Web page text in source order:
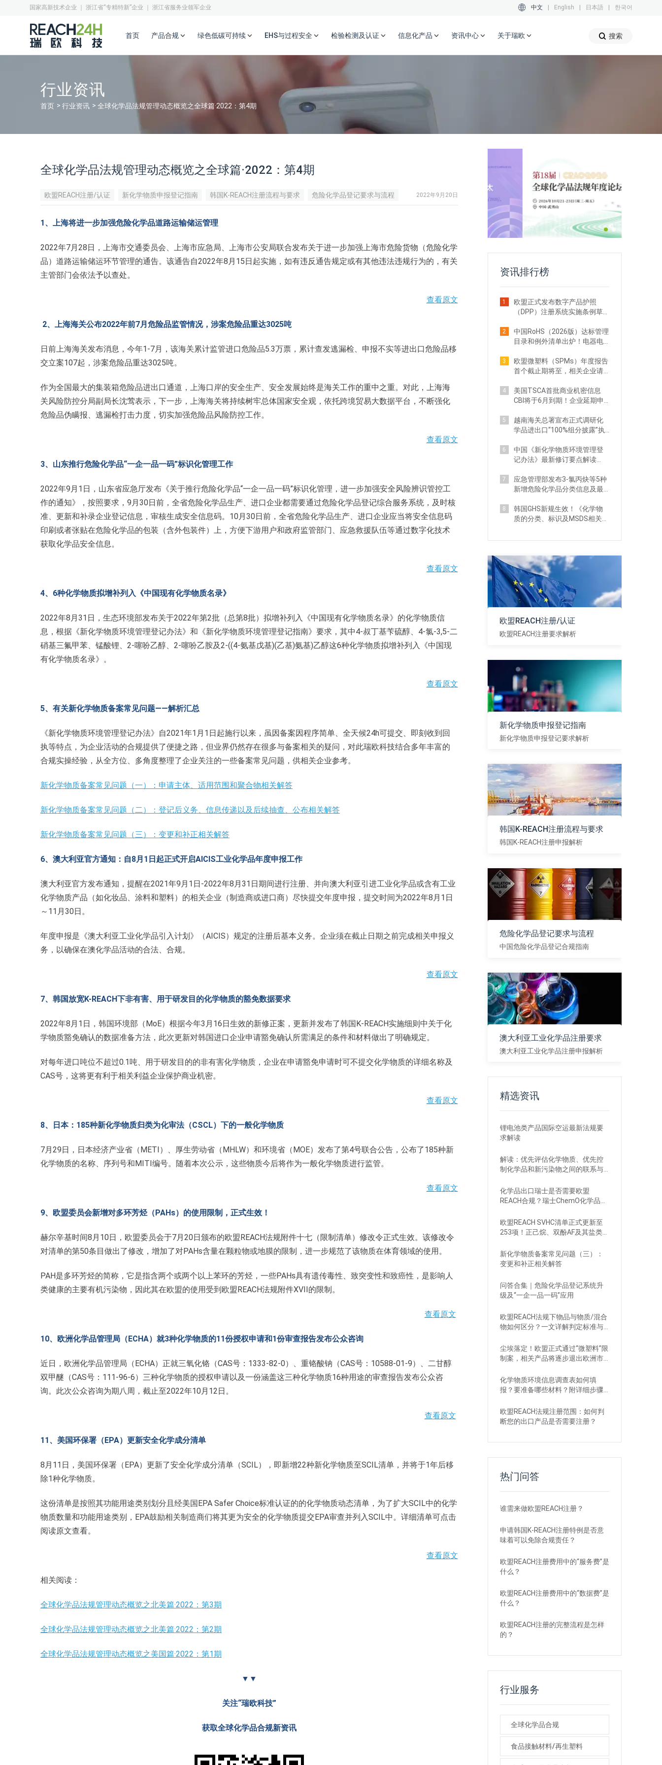
国家高新技术企业 ｜ 浙江省“专精特新”企业 ｜ 浙江省服务业领军企业 中文 English 日本語 한국어
首页 产品合规 绿色低碳可持续 EHS与过程安全 检验检测及认证 信息化产品 资讯中心 关于瑞欧 搜索
行业资讯
首页 行业资讯 全球化学品法规管理动态概览之全球篇·2022：第4期
全球化学品法规管理动态概览之全球篇·2022：第4期
欧盟REACH注册/认证 新化学物质申报登记指南 韩国K-REACH注册流程与要求
危险化学品登记要求与流程
澳大利亚工业化学品注册要求
2022年9月20日
1、上海将进一步加强危险化学品道路运输储运管理
2022年7月28日，上海市交通委员会、上海市应急局、上海市公安局联合发布关于进一步加强上海市危险货物（危险化学
品）道路运输储运环节管理的通告。该通告自2022年8月15日起实施，如有违反通告规定或有其他违法违规行为的，有关
主管部门会依法予以查处。
查看原文
2、上海海关公布2022年前7月危险品监管情况，涉案危险品重达3025吨
日前上海海关发布消息，今年1-7月，该海关累计监管进口危险品5.3万票，累计查发逃漏检、申报不实等进出口危险品移
交立案107起，涉案危险品重达3025吨。
作为全国最大的集装箱危险品进出口通道，上海口岸的安全生产、安全发展始终是海关工作的重中之重。对此，上海海
关风险防控分局副局长沈莺表示，下一步，上海海关将持续树牢总体国家安全观，依托跨境贸易大数据平台，不断强化
危险品伪瞒报、逃漏检打击力度，切实加强危险品风险防控工作。
查看原文
3、山东推行危险化学品“一企一品一码”标识化管理工作
2022年9月1日，山东省应急厅发布《关于推行危险化学品“一企一品一码”标识化管理，进一步加强安全风险辨识管控工
作的通知》，按照要求，9月30日前，全省危险化学品生产、进口企业都需要通过危险化学品登记综合服务系统，及时核
准、更新和补录企业登记信息，审核生成安全信息码。10月30日前，全省危险化学品生产、进口企业应当将安全信息码
印刷或者张贴在危险化学品的包装（含外包装件）上，方便下游用户和政府监管部门、应急救援队伍等通过数字化技术
获取化学品安全信息。
查看原文
4、6种化学物质拟增补列入《中国现有化学物质名录》
2022年8月31日，生态环境部发布关于2022年第2批（总第8批）拟增补列入《中国现有化学物质名录》的化学物质信
息，根据《新化学物质环境管理登记办法》和《新化学物质环境管理登记指南》要求，其中4-叔丁基苄硫醇、4-氯-3,5-二
硝基三氟甲苯、锰酸锂、2-噻吩乙醇、2-噻吩乙胺及2-((4-氨基戊基)(乙基)氨基)乙醇这6种化学物质拟增补列入《中国现
有化学物质名录》。
查看原文
5、有关新化学物质备案常见问题——解析汇总
《新化学物质环境管理登记办法》自2021年1月1日起施行以来，虽因备案因程序简单、全天候24h可提交、即刻收到回
执等特点，为企业活动的合规提供了便捷之路，但业界仍然存在很多与备案相关的疑问，对此瑞欧科技结合多年丰富的
合规实操经验，从全方位、多角度整理了企业关注的一些备案常见问题，供相关企业参考。
新化学物质备案常见问题（一）：申请主体、适用范围和聚合物相关解答
新化学物质备案常见问题（二）：登记后义务、信息传递以及后续抽查、公布相关解答
新化学物质备案常见问题（三）：变更和补正相关解答
6、澳大利亚官方通知：自8月1日起正式开启AICIS工业化学品年度申报工作
澳大利亚官方发布通知，提醒在2021年9月1日-2022年8月31日期间进行注册、并向澳大利亚引进工业化学品或含有工业
化学物质产品（如化妆品、涂料和塑料）的相关企业（制造商或进口商）尽快提交年度申报，提交时间为2022年8月1日
～11月30日。
年度申报是《澳大利亚工业化学品引入计划》（AICIS）规定的注册后基本义务。企业须在截止日期之前完成相关申报义
务，以确保在澳化学品活动的合法、合规。
查看原文
7、韩国放宽K-REACH下非有害、用于研发目的化学物质的豁免数据要求
2022年8月1日，韩国环境部（MoE）根据今年3月16日生效的新修正案，更新并发布了韩国K-REACH实施细则中关于化
学物质豁免确认的数据准备方法，此次更新对韩国进口企业申请豁免确认所需满足的条件和材料做出了明确规定。
对每年进口吨位不超过0.1吨、用于研发目的的非有害化学物质，企业在申请豁免申请时可不提交化学物质的详细名称及
CAS号，这将更有利于相关利益企业保护商业机密。
查看原文
8、日本：185种新化学物质归类为化审法（CSCL）下的一般化学物质
7月29日，日本经济产业省（METI）、厚生劳动省（MHLW）和环境省（MOE）发布了第4号联合公告，公布了185种新
化学物质的名称、序列号和MITI编号。随着本次公示，这些物质今后将作为一般化学物质进行监管。
查看原文
9、欧盟委员会新增对多环芳烃（PAHs）的使用限制，正式生效！
赫尔辛基时间8月10日，欧盟委员会于7月20日颁布的欧盟REACH法规附件十七（限制清单）修改令正式生效。该修改令
对清单的第50条目做出了修改，增加了对PAHs含量在颗粒物或地膜的限制，进一步规范了该物质在体育领域的使用。
PAH是多环芳烃的简称，它是指含两个或两个以上苯环的芳烃，一些PAHs具有遗传毒性、致突变性和致癌性，是影响人
类健康的主要有机污染物，因此其在欧盟的使用受到欧盟REACH法规附件XVII的限制。
查看原文
10、欧洲化学品管理局（ECHA）就3种化学物质的11份授权申请和1份审查报告发布公众咨询
近日，欧洲化学品管理局（ECHA）正就三氧化铬（CAS号：1333-82-0）、重铬酸钠（CAS号：10588-01-9）、二甘醇
双甲醚（CAS号：111-96-6）三种化学物质的授权申请以及一份涵盖这三种化学物质16种用途的审查报告发布公众咨
询。此次公众咨询为期八周，截止至2022年10月12日。
查看原文
11、美国环保署（EPA）更新安全化学成分清单
8月11日，美国环保署（EPA）更新了安全化学成分清单（SCIL），即新增22种新化学物质至SCIL清单，并将于1年后移
除1种化学物质。
这份清单是按照其功能用途类别划分且经美国EPA Safer Choice标准认证的的化学物质动态清单，为了扩大SCIL中的化学
物质数量和功能用途类别，EPA鼓励相关制造商们将其更为安全的化学物质提交EPA审查并列入SCIL中。详细清单可点击
阅读原文查看。
查看原文
相关阅读：
全球化学品法规管理动态概览之北美篇·2022：第3期
全球化学品法规管理动态概览之北美篇·2022：第2期
全球化学品法规管理动态概览之美国篇·2022：第1期
▼▼
关注“瑞欧科技”
获取全球化学品合规新资讯
资讯排行榜
1
欧盟正式发布数字产品护照
（DPP）注册系统实施条例草
2
中国RoHS（2026版）达标管理
目录和例外清单出炉！电器电
3
欧盟微塑料（SPMs）年度报告
首个截止期将至，相关企业请
4
美国TSCA首批商业机密信息
CBI将于6月到期！企业延期申
5
越南海关总署宣布正式调研化
学品进出口“100%组分披露”执
6
中国《新化学物质环境管理登
记办法》最新修订要点解读
7
应急管理部发布3-氯丙炔等5种
新增危险化学品分类信息及最
8
韩国GHS新规生效！《化学物
质的分类、标识及MSDS相关标
欧盟REACH注册/认证
欧盟REACH注册要求解析
新化学物质申报登记指南
新化学物质申报登记要求解析
韩国K-REACH注册流程与要求
韩国K-REACH注册申报解析
危险化学品登记要求与流程
中国危险化学品登记合规指南
澳大利亚工业化学品注册要求
澳大利亚工业化学品注册申报解析
精选资讯
锂电池类产品国际空运最新法规要
求解读
解读：优先评估化学物质、优先控
制化学品和新污染物之间的联系与
化学品出口瑞士是否需要欧盟
REACH合规？瑞士ChemO化学品法
欧盟REACH SVHC清单正式更新至
253项！正己烷、双酚AF及其盐类物
新化学物质备案常见问题（三）：
变更和补正相关解答
问答合集｜危险化学品登记系统升
级及“一企一品一码”应用
欧盟REACH法规下物品与物质/混合
物如何区分？一文详解判定标准与
尘埃落定！欧盟正式通过“微塑料”限
制案，相关产品将逐步退出欧洲市
化学物质环境信息调查表如何填
报？要准备哪些材料？附详细步骤
欧盟REACH法规注册范围：如何判
断您的出口产品是否需要注册？
热门问答
谁需来做欧盟REACH注册？
申请韩国K-REACH注册特例是否意
味着可以免除合规责任？
欧盟REACH注册费用中的“服务费”是
什么？
欧盟REACH注册费用中的“数据费”是
什么？
欧盟REACH注册的完整流程是怎样
的？
行业服务
全球化学品合规
食品接触材料/再生塑料